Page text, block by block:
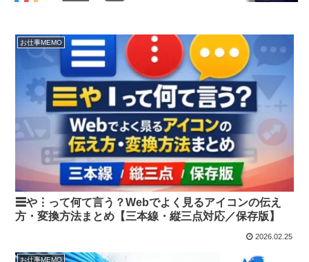
お仕事MEMO
☰や⋮って何て言う？Webでよく見るアイコンの伝え
方・変換方法まとめ【三本線・縦三点対応／保存版】
2026.02.25
お仕事MEMO